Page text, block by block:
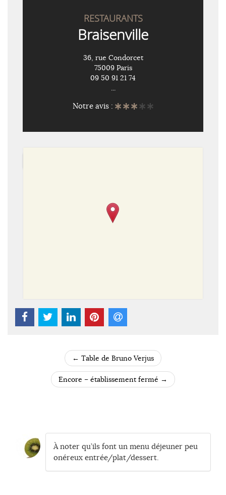
RESTAURANTS
Braisenville
36, rue Condorcet
75009 Paris
09 50 91 21 74
...
Notre avis :
POST NAVIGATION
← Table de Bruno Verjus
Encore – établissement fermé →
À noter qu’ils font un menu déjeuner peu
onéreux entrée/plat/dessert.